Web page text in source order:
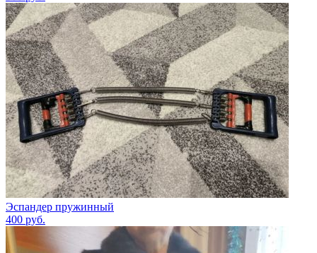
Эспандер пружинный
400 руб.